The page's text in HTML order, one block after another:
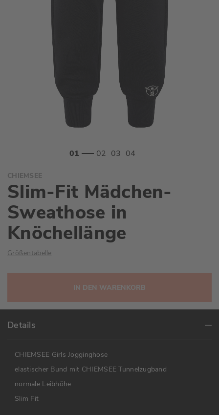
Anfang
der
Bildgalerie
springen
CHIEMSEE
Slim-Fit Mädchen-
Sweathose in
Knöchellänge
Größentabelle
IN DEN WARENKORB
Details
CHIEMSEE Girls Jogginghose
elastischer Bund mit CHIEMSEE Tunnelzugband
normale Leibhöhe
Slim Fit